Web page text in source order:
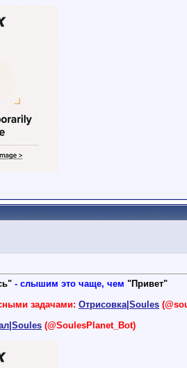
- слышим это чаще, чем "Привет"
задачами: Отрисовка|Soules
(@SoulesPlanet_Bot)